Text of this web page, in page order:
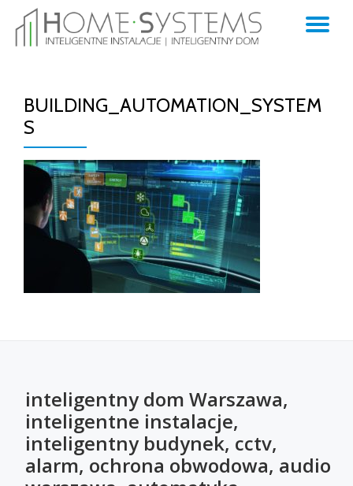
BUILDING_AUTOMATION_SYSTEM
S
inteligentny dom Warszawa,
inteligentne instalacje,
inteligentny budynek, cctv,
alarm, ochrona obwodowa, audio